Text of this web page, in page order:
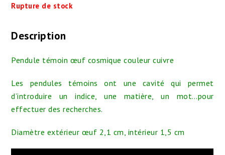
Rupture de stock
Description
Pendule témoin œuf cosmique couleur cuivre
Les pendules témoins ont une cavité qui permet
d’introduire un indice, une matière, un mot…pour
effectuer des recherches.
Diamètre extérieur œuf 2,1 cm, intérieur 1,5 cm